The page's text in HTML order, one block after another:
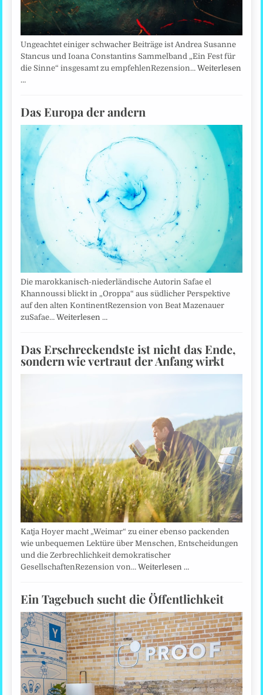
Ungeachtet einiger schwacher Beiträge ist Andrea Susanne
Stancus und Ioana Constantins Sammelband „Ein Fest für
die Sinne“ insgesamt zu empfehlenRezension…Weiterlesen
…
Das Europa der andern
Die marokkanisch-niederländische Autorin Safae el
Khannoussi blickt in „Oroppa“ aus südlicher Perspektive
auf den alten KontinentRezension von Beat Mazenauer
zuSafae…Weiterlesen …
Das Erschreckendste ist nicht das Ende,
sondern wie vertraut der Anfang wirkt
Katja Hoyer macht „Weimar“ zu einer ebenso packenden
wie unbequemen Lektüre über Menschen, Entscheidungen
und die Zerbrechlichkeit demokratischer
GesellschaftenRezension von…Weiterlesen …
Ein Tagebuch sucht die Öffentlichkeit